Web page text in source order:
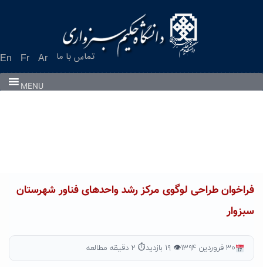
En Fr Ar تماس با ما
MENU
فراخوان طراحی لوگوی مرکز رشد واحدهای فناور شهرستان
سبزوار
۳۰ فروردین ۱۳۹۴ 👁 ۱۹ بازدید ⏱ ۲ دقیقه مطالعه